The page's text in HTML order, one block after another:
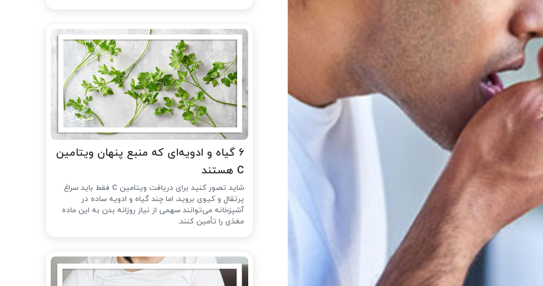
۶ گیاه و ادویه‌ای که منبع پنهان ویتامین
C هستند
شاید تصور کنید برای دریافت ویتامین C فقط باید سراغ
پرتقال و کیوی بروید، اما چند گیاه و ادویه ساده در
آشپزخانه می‌توانند سهمی از نیاز روزانه بدن به این ماده
مغذی را تأمین کنند.